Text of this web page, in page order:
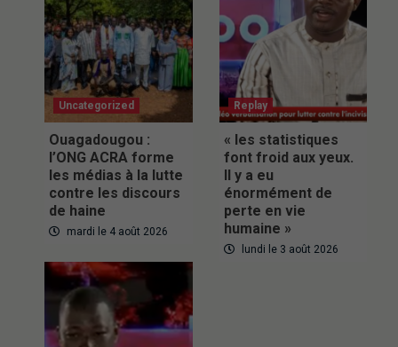
Uncategorized
Ouagadougou :
l’ONG ACRA forme
les médias à la lutte
contre les discours
de haine
mardi le 4 août 2026
Replay
« les statistiques
font froid aux yeux.
Il y a eu
énormément de
perte en vie
humaine »
lundi le 3 août 2026